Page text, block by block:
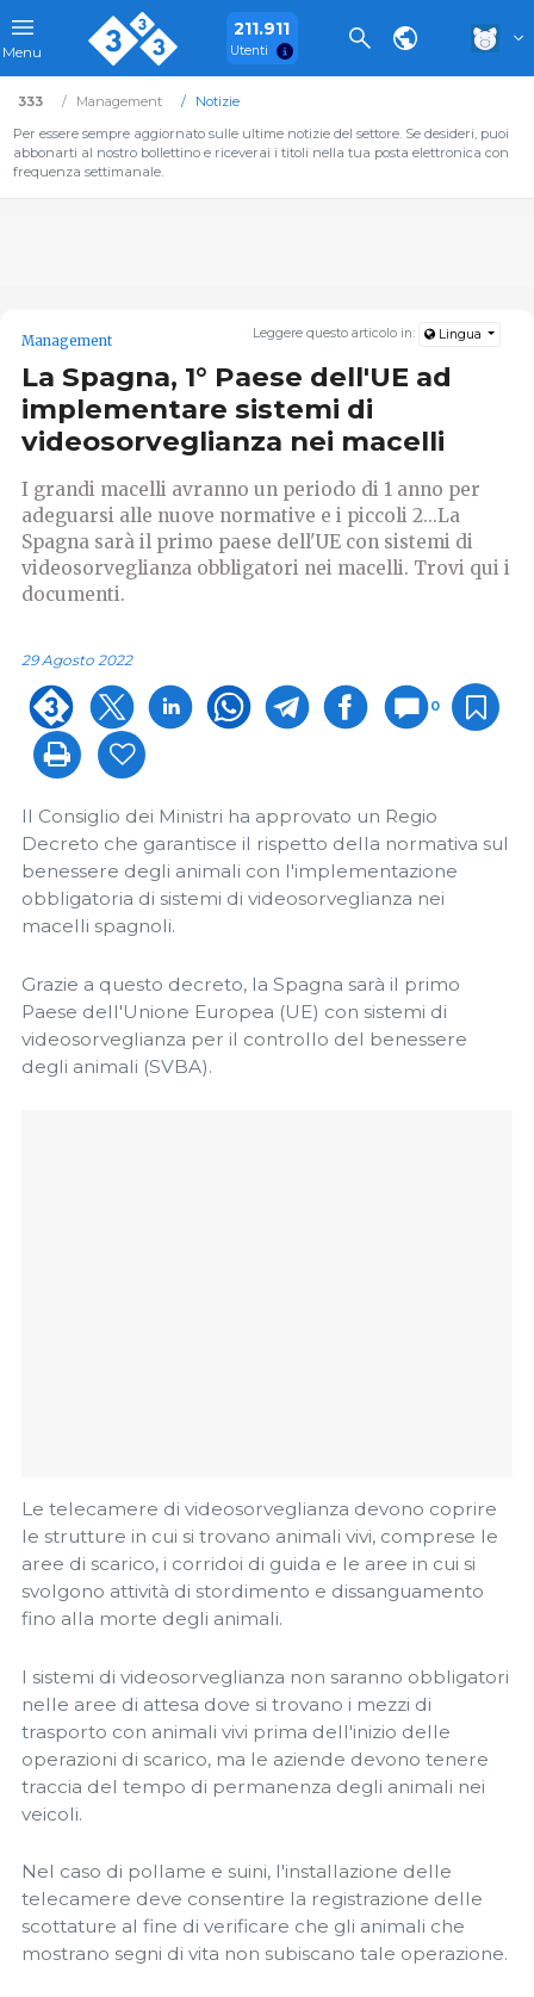
Menu
211.911
Utenti
333 Management
Notizie
Per essere sempre aggiornato sulle ultime notizie del settore. Se desideri, puoi
abbonarti al nostro bollettino e riceverai i titoli nella tua posta elettronica con
frequenza settimanale.
Leggere questo articolo in: Lingua
Management
La Spagna, 1° Paese dell'UE ad
implementare sistemi di
videosorveglianza nei macelli
I grandi macelli avranno un periodo di 1 anno per
adeguarsi alle nuove normative e i piccoli 2...La
Spagna sarà il primo paese dell'UE con sistemi di
videosorveglianza obbligatori nei macelli. Trovi qui i
documenti.
29 Agosto 2022
0
Il Consiglio dei Ministri ha approvato un Regio
Decreto che garantisce il rispetto della normativa sul
benessere degli animali con l'implementazione
obbligatoria di sistemi di videosorveglianza nei
macelli spagnoli.
Grazie a questo decreto, la Spagna sarà il primo
Paese dell'Unione Europea (UE) con sistemi di
videosorveglianza per il controllo del benessere
degli animali (SVBA).
Le telecamere di videosorveglianza devono coprire
le strutture in cui si trovano animali vivi, comprese le
aree di scarico, i corridoi di guida e le aree in cui si
svolgono attività di stordimento e dissanguamento
fino alla morte degli animali.
I sistemi di videosorveglianza non saranno obbligatori
nelle aree di attesa dove si trovano i mezzi di
trasporto con animali vivi prima dell'inizio delle
operazioni di scarico, ma le aziende devono tenere
traccia del tempo di permanenza degli animali nei
veicoli.
Nel caso di pollame e suini, l'installazione delle
telecamere deve consentire la registrazione delle
scottature al fine di verificare che gli animali che
mostrano segni di vita non subiscano tale operazione.